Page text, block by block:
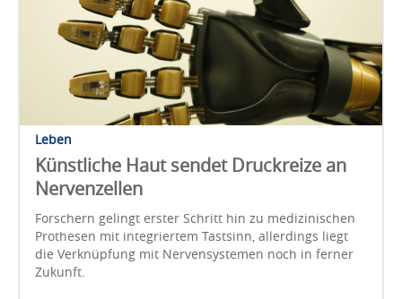
Leben
Künstliche Haut sendet Druckreize an
Nervenzellen
Forschern gelingt erster Schritt hin zu medizinischen
Prothesen mit integriertem Tastsinn, allerdings liegt
die Verknüpfung mit Nervensystemen noch in ferner
Zukunft.